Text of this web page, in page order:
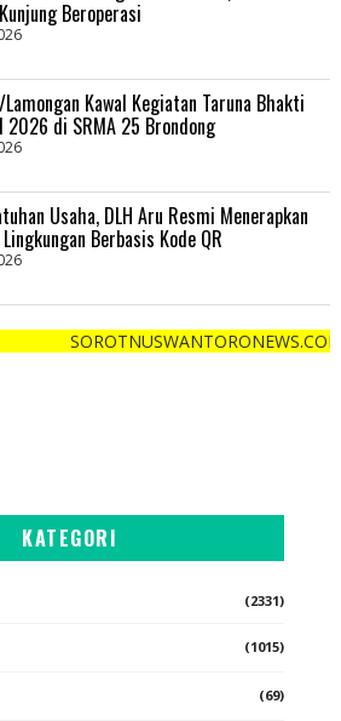
Beroperasi
Kawal Kegiatan Taruna Bhakti
2026 di SRMA 25 Brondong
Usaha, DLH Aru Resmi Menerapkan
Berbasis Kode QR
"Cepat
KATEGORI
(2331)
(1015)
(69)